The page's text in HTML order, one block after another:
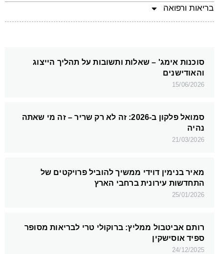
בריאות ורפואה
סוכנות אימג' – שאלות ותשובות על תהליך הייצוג
והאודישנים
15/06/2026
סמואל פלקון ב-2026: זה לא רק שריר – זה מי שאתה
נהיה
21/03/2026
מאיר בנימין דוידי ממשיך להוביל פרויקטים של
התחדשות עירונית ברחבי הארץ
25/01/2026
רותם אביטבול ממליץ: ברוקולי טרי לבריאות מסופר
ספיד אוסישקין
24/12/2025